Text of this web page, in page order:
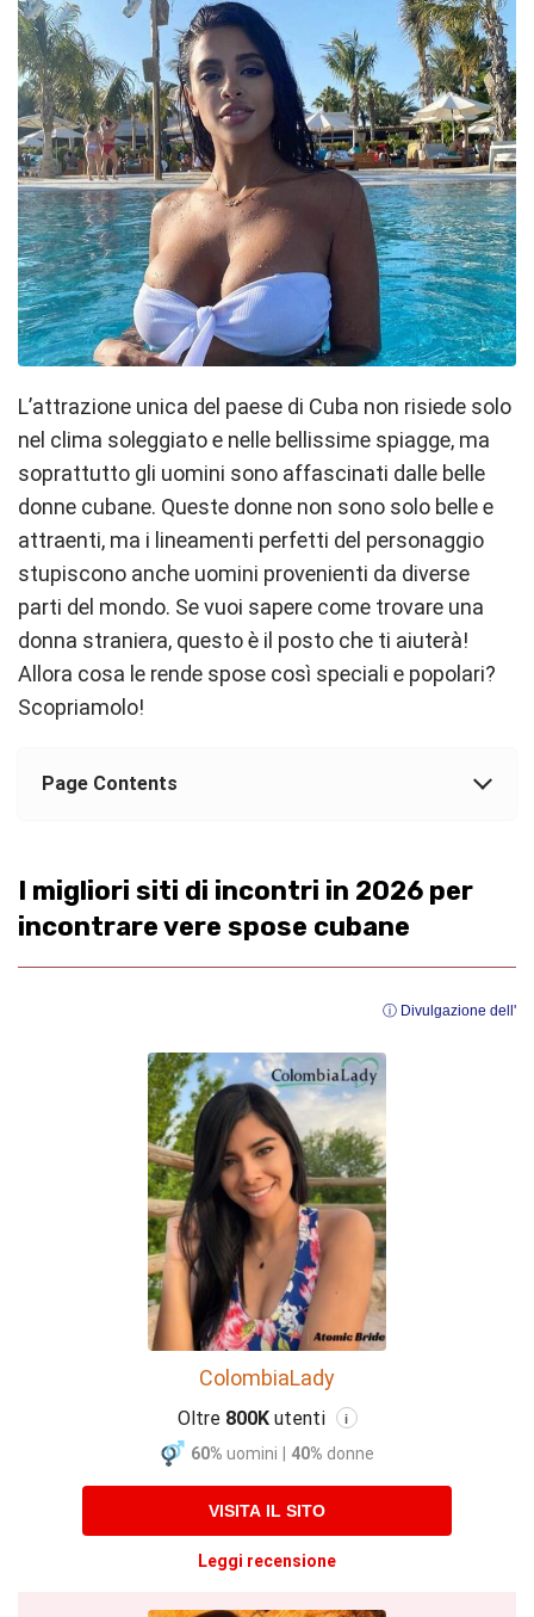
L’attrazione unica del paese di Cuba non risiede solo
nel clima soleggiato e nelle bellissime spiagge, ma
soprattutto gli uomini sono affascinati dalle belle
donne cubane. Queste donne non sono solo belle e
attraenti, ma i lineamenti perfetti del personaggio
stupiscono anche uomini provenienti da diverse
parti del mondo. Se vuoi sapere come trovare una
donna straniera, questo è il posto che ti aiuterà!
Allora cosa le rende spose così speciali e popolari?
Scopriamolo!
Page Contents
I migliori siti di incontri in 2026 per
incontrare vere spose cubane
ⓘ Divulgazione dell'
ColombiaLady
Oltre 800Kutenti i
60% uomini | 40% donne
VISITA IL SITO
Leggi recensione